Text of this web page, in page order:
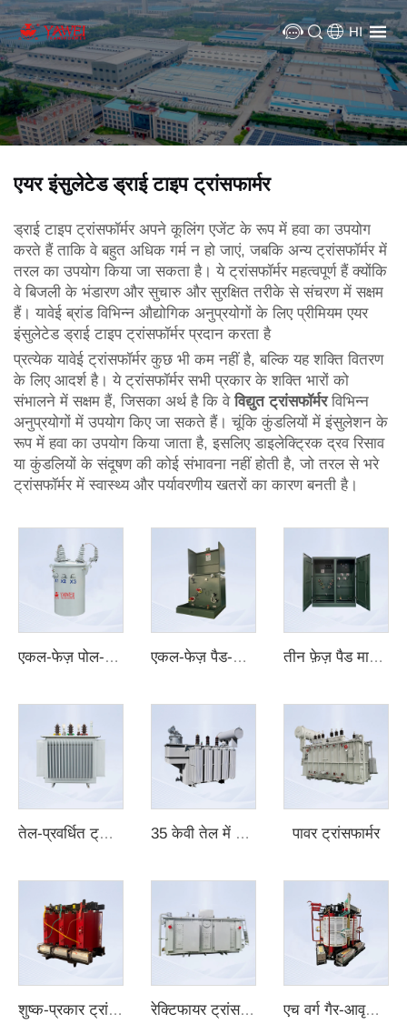
HI
एयर इंसुलेटेड ड्राई टाइप ट्रांसफार्मर
ड्राई टाइप ट्रांसफॉर्मर अपने कूलिंग एजेंट के रूप में हवा का उपयोग
करते हैं ताकि वे बहुत अधिक गर्म न हो जाएं, जबकि अन्य ट्रांसफॉर्मर में
तरल का उपयोग किया जा सकता है। ये ट्रांसफॉर्मर महत्वपूर्ण हैं क्योंकि
वे बिजली के भंडारण और सुचारु और सुरक्षित तरीके से संचरण में सक्षम
हैं। यावेई ब्रांड विभिन्न औद्योगिक अनुप्रयोगों के लिए प्रीमियम एयर
इंसुलेटेड ड्राई टाइप ट्रांसफॉर्मर प्रदान करता है
प्रत्येक यावेई ट्रांसफॉर्मर कुछ भी कम नहीं है, बल्कि यह शक्ति वितरण
के लिए आदर्श है। ये ट्रांसफॉर्मर सभी प्रकार के शक्ति भारों को
संभालने में सक्षम हैं, जिसका अर्थ है कि वेविद्युत ट्रांसफॉर्मरविभिन्न
अनुप्रयोगों में उपयोग किए जा सकते हैं। चूंकि कुंडलियों में इंसुलेशन के
रूप में हवा का उपयोग किया जाता है, इसलिए डाइलेक्ट्रिक द्रव रिसाव
या कुंडलियों के संदूषण की कोई संभावना नहीं होती है, जो तरल से भरे
ट्रांसफॉर्मर में स्वास्थ्य और पर्यावरणीय खतरों का कारण बनती है।
एकल-फेज़ पोल-माउंटेड ट्रांसफॉर्मर एकल-फेज़ पैड-माउंटेड ट्रांसफॉर्मर तीन फ़ेज़ पैड माउंटेड ट्रांसफॉर्मर
तेल-प्रवर्धित ट्रांसफॉर्मर 35 केवी तेल में डूबा हुआ ट्रांसफॉर्मर पावर ट्रांसफार्मर
शुष्क-प्रकार ट्रांसफॉर्मर रेक्टिफायर ट्रांसफार्मर एच वर्ग गैर-आवृत्त शुष्क-प्रकार ट्रांसफॉर्मर